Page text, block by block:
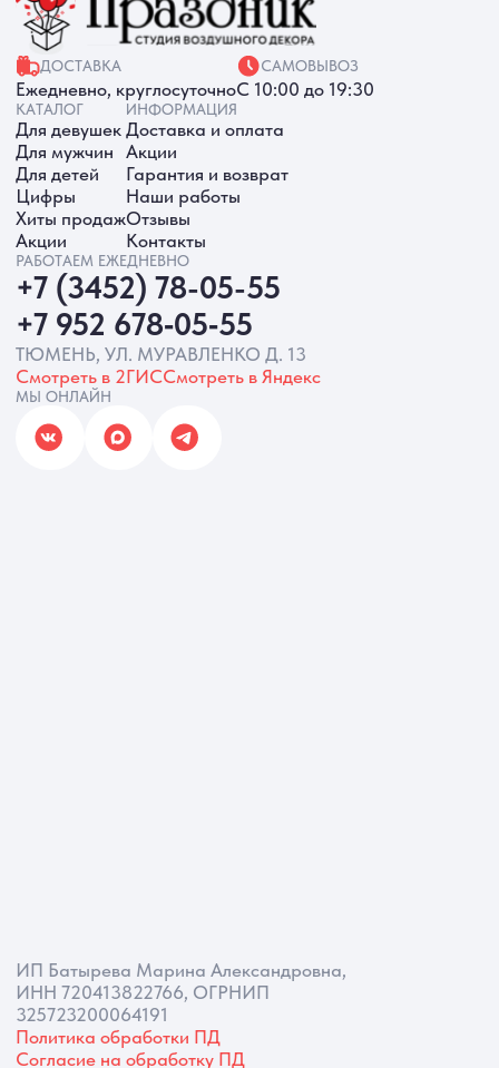
ИП Батырева Марина Александровна,
ИНН 720413822766, ОГРНИП
325723200064191
Политика обработки ПД
Согласие на обработку ПД
Политика Cookie
Согласие на рекламную рассылку
Разработка сайта